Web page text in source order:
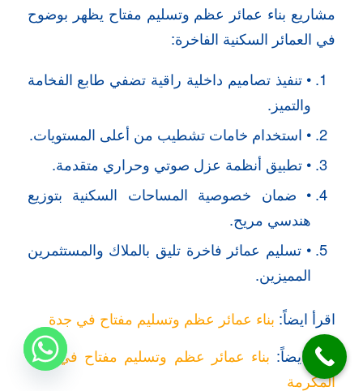
مشاريع بناء عمائر عظم وتسليم مفتاح يظهر بوضوح
في العمائر السكنية الفاخرة:
• تنفيذ تصاميم داخلية راقية تضفي طابع الفخامة
والتميز.
• استخدام خامات تشطيب من أعلى المستويات.
• تطبيق أنظمة عزل صوتي وحراري متقدمة.
• ضمان خصوصية المساحات السكنية بتوزيع
هندسي مريح.
• تسليم عمائر فاخرة تليق بالملاك والمستثمرين
المميزين.
اقرأ ايضاً: بناء عمائر عظم وتسليم مفتاح في جدة
اقرأ ايضاً: بناء عمائر عظم وتسليم مفتاح في مكة
المكرمة